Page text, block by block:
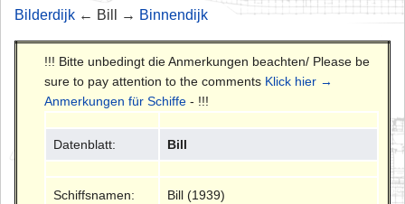
Bilderdijk ← Bill → Binnendijk
!!! Bitte unbedingt die Anmerkungen beachten/ Please be
sure to pay attention to the comments Klick hier →
Anmerkungen für Schiffe - !!!
Datenblatt: Bill
Schiffsnamen: Bill (1939)